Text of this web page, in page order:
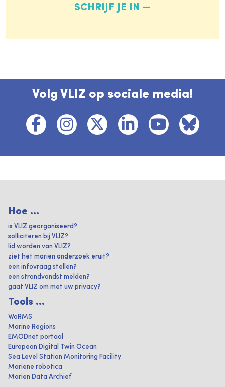
SCHRIJF JE IN
Volg VLIZ op sociale media!
Hoe ...
is VLIZ georganiseerd?
solliciteren bij VLIZ?
lid worden van VLIZ?
ziet het marien onderzoek eruit?
een infovraag stellen?
een strandvondst melden?
gaat VLIZ om met uw privacy?
Tools ...
WoRMS
Marine Regions
EMODnet portaal
European Digital Twin Ocean
Sea Level Station Monitoring Facility
Mariene robotica
Marien Data Archief